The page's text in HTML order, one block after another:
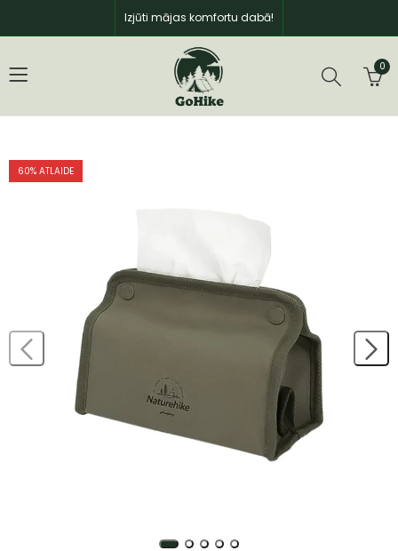
Izjūti mājas komfortu dabā!
0
60% ATLAIDE